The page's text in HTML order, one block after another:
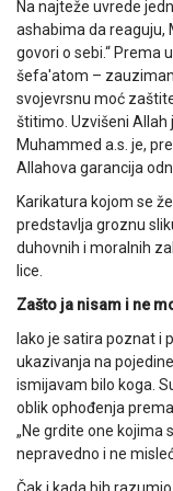
Na najteže uvrede
ashabima da reaguju,
govori o sebi.“ Prema
šefa'atom –
svojevrsnu moć
štitimo. Uzvišeni Allah
Muhammed a.s. je,
Allahova garancija
Karikatura kojom se
predstavlja groznu
duhovnih i moralnih
lice.
Zašto ja nisam i ne
Iako je satira poznat i
ukazivanja na
ismijavam bilo koga.
oblik ophođenja
„Ne grdite one kojima
nepravedno i ne